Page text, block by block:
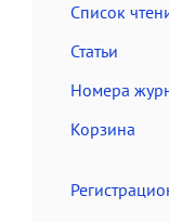
Список
Статьи
Номера
Корзина